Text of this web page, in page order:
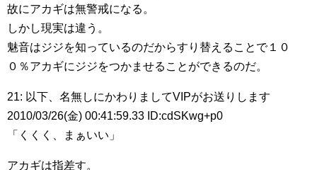
故にアカギは無警戒になる。
しかし現実は違う。
魅音はジジを知っているのだからすり替えることで１０
０％アカギにジジをつかませることができるのだ。
21: 以下、名無しにかわりましてVIPがお送りします
2010/03/26(金) 00:41:59.33 ID:cdSKwg+p0
「くくく、まぁいい」
アカギは指差す。